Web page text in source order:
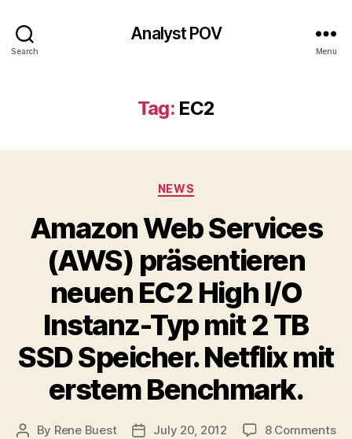
Search
Analyst POV
Menu
Tag: EC2
Categories
NEWS
Amazon Web Services
(AWS) präsentieren
neuen EC2 High I/O
Instanz-Typ mit 2 TB
SSD Speicher. Netflix mit
erstem Benchmark.
Post
By Rene Buest
PostJuly 20, 2012 8 Commentson